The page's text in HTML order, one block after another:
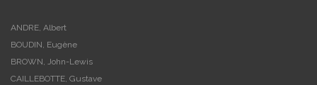
ANDRE, Albert
BOUDIN, Eugène
BROWN, John-Lewis
CAILLEBOTTE, Gustave